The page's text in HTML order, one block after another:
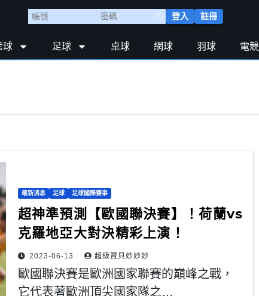
登入 註冊
球 足球 桌球 網球 羽球 電競
最新消息 足球 足球國際賽事
超神準預測【歐國聯決賽】！荷蘭vs
克羅地亞大對決精彩上演！
2023-06-13 超級寶貝妙妙妙
歐國聯決賽是歐洲國家聯賽的巔峰之戰，
它代表著歐洲頂尖國家隊之…